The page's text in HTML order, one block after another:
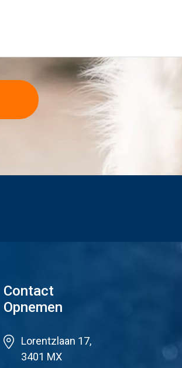
Contact
Opnemen
Lorentzlaan 17,
3401 MX